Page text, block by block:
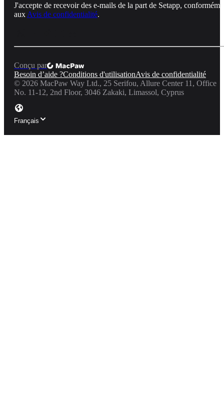
J'accepte de recevoir des e-mails de la part de Setapp,
aux Avis de confidentialité.
Conçu par
Besoin d’aide ?Conditions d'utilisationAvis de confidentialité
© 2026 MacPaw Way Ltd., 25 Serifou, Allure Center 11, Office
No. 11-12, 2nd Floor, 3046 Zakaki, Limassol, Cyprus
Français